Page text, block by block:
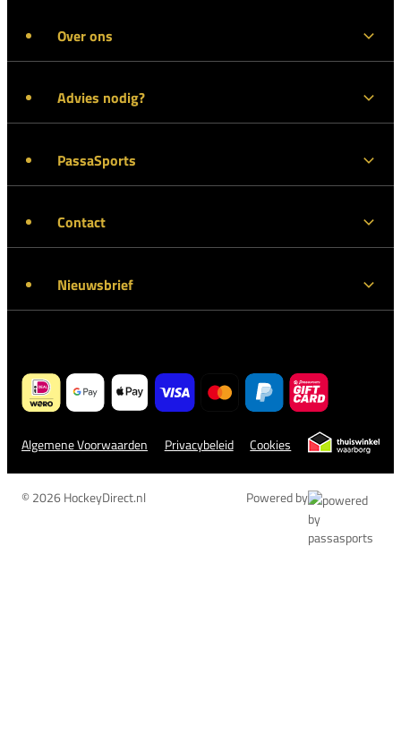
Over ons
Advies nodig?
PassaSports
Contact
Nieuwsbrief
Algemene Voorwaarden Privacybeleid Cookies
© 2026 HockeyDirect.nl Powered by